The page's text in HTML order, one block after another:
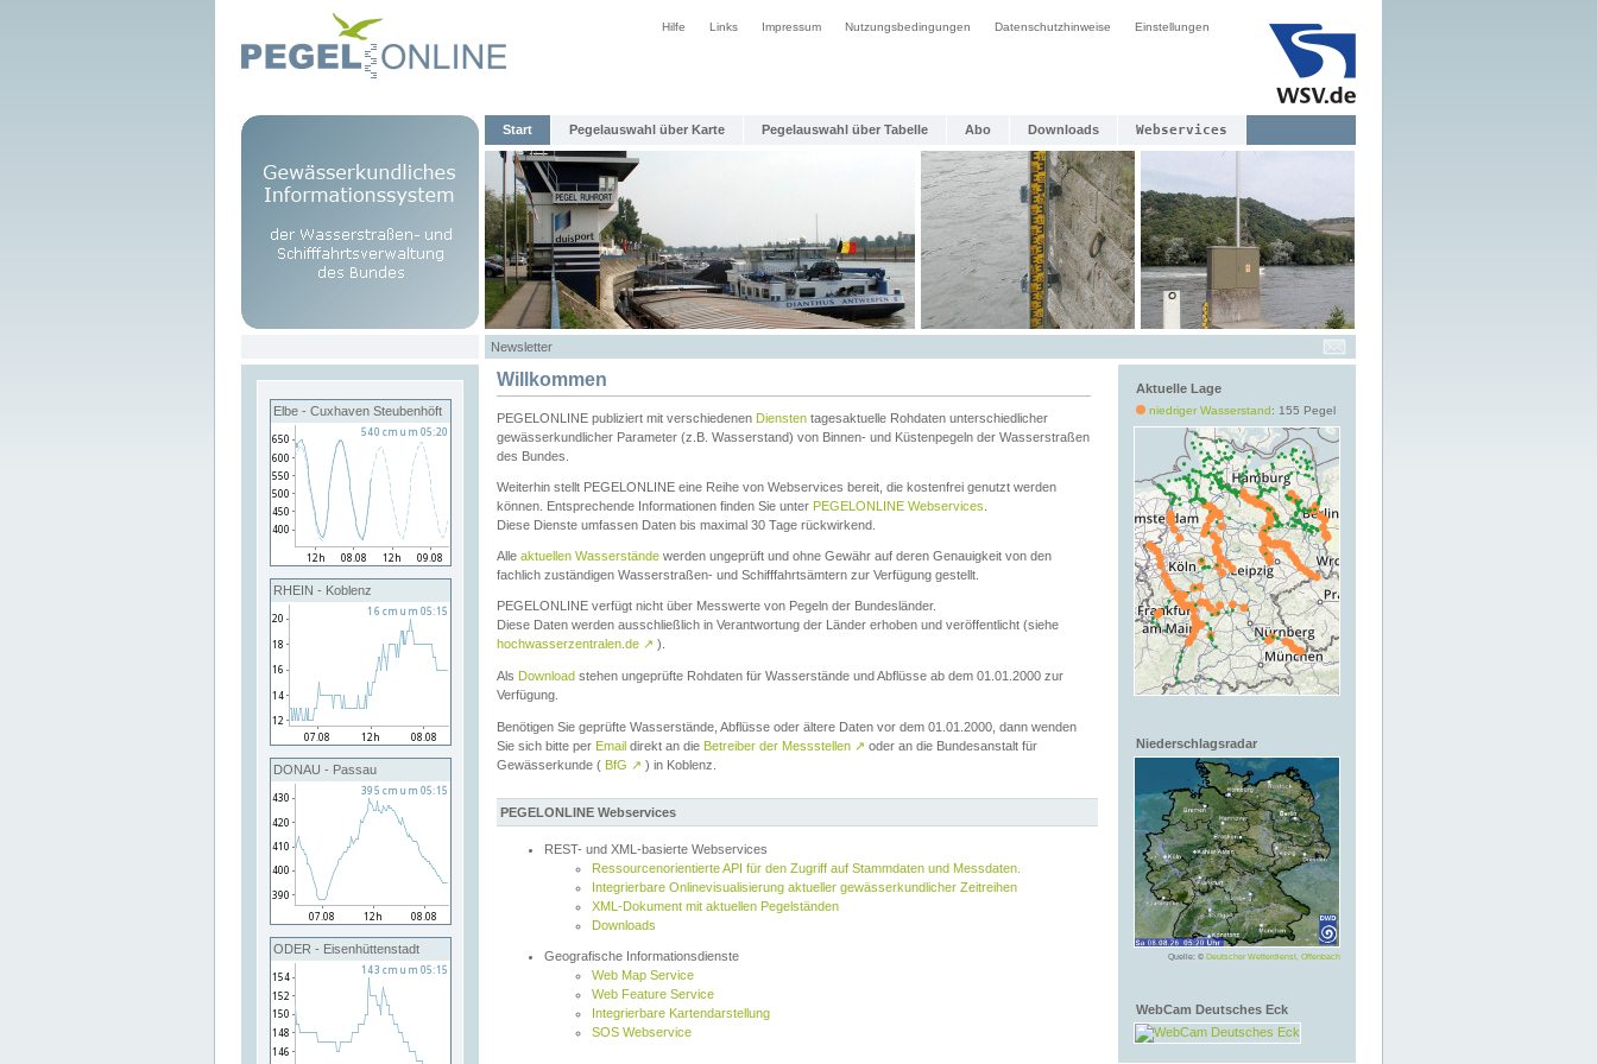
Hilfe Links Impressum Nutzungsbedingungen Datenschutzhinweise Einstellungen
Start Pegelauswahl über Karte Pegelauswahl über Tabelle Abo Downloads Webservices
Newsletter
Elbe - Cuxhaven Steubenhöft
RHEIN - Koblenz
DONAU - Passau
ODER - Eisenhüttenstadt
Aktuelle Lage
niedriger Wasserstand: 155 Pegel
Niederschlagsradar
Quelle: © Deutscher Wetterdienst, Offenbach
WebCam Deutsches Eck
Willkommen
PEGELONLINE publiziert mit verschiedenen Diensten tagesaktuelle Rohdaten unterschiedlicher
gewässerkundlicher Parameter (z.B. Wasserstand) von Binnen- und Küstenpegeln der Wasserstraßen
des Bundes.
Weiterhin stellt PEGELONLINE eine Reihe von Webservices bereit, die kostenfrei genutzt werden
können. Entsprechende Informationen finden Sie unter PEGELONLINE Webservices
Diese Dienste umfassen Daten bis maximal 30 Tage rückwirkend.
Alle aktuellen Wasserstände werden ungeprüft und ohne Gewähr auf deren Genauigkeit von den
fachlich zuständigen Wasserstraßen- und Schifffahrtsämtern zur Verfügung gestellt.
PEGELONLINE verfügt nicht über Messwerte von Pegeln der Bundesländer.
Diese Daten werden ausschließlich in Verantwortung der Länder erhoben und veröffentlicht (siehe
hochwasserzentralen.de ↗ ).
Als Download stehen ungeprüfte Rohdaten für Wasserstände und Abflüsse ab dem 01.01.2000 zur
Verfügung.
Benötigen Sie geprüfte Wasserstände, Abflüsse oder ältere Daten vor dem 01.01.2000, dann wenden
Sie sich bitte per Email direkt an die Betreiber der Messstellen ↗ oder an die Bundesanstalt für
Gewässerkunde ( BfG ↗ ) in Koblenz.
PEGELONLINE Webservices
REST- und XML-basierte Webservices
Ressourcenorientierte API für den Zugriff auf Stammdaten und Messdaten.
Integrierbare Onlinevisualisierung aktueller gewässerkundlicher Zeitreihen
XML-Dokument mit aktuellen Pegelständen
Downloads
Geografische Informationsdienste
Web Map Service
Web Feature Service
Integrierbare Kartendarstellung
SOS Webservice